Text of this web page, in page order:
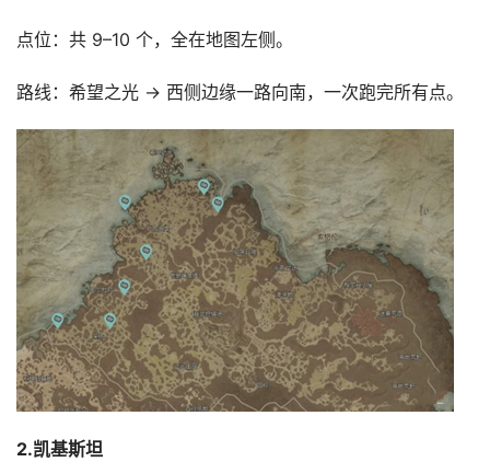
点位：共 9–10 个，全在地图左侧。
路线：希望之光 → 西侧边缘一路向南，一次跑完所有点。
2.凯基斯坦